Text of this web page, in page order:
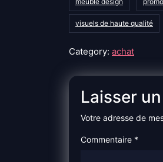
visuels de haute qualité
Category: achat
Laisser
Votre adresse de
Commentaire *